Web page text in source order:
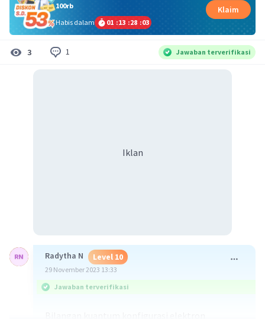
100rb
Habis dalam
01 :13 :28 :02
Klaim
3 1 Jawaban terverifikasi
Iklan
Radytha N Level 10
29 November 2023 13:33
Jawaban terverifikasi